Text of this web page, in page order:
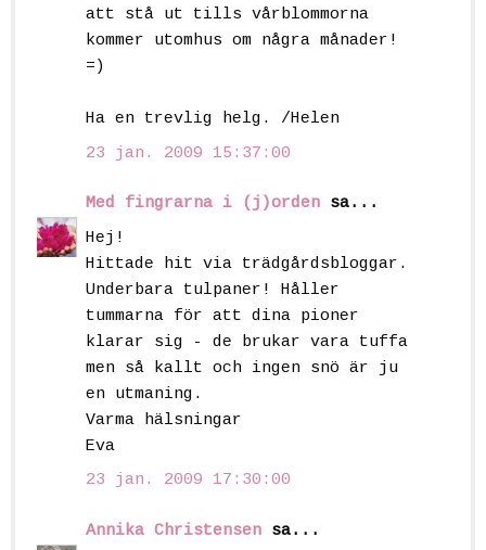
att stå ut tills vårblommorna
kommer utomhus om några månader!
=)
Ha en trevlig helg. /Helen
23 jan. 2009 15:37:00
Med fingrarna i (j)orden sa...
Hej!
Hittade hit via trädgårdsbloggar.
Underbara tulpaner! Håller
tummarna för att dina pioner
klarar sig - de brukar vara tuffa
men så kallt och ingen snö är ju
en utmaning.
Varma hälsningar
Eva
23 jan. 2009 17:30:00
Annika Christensen sa...